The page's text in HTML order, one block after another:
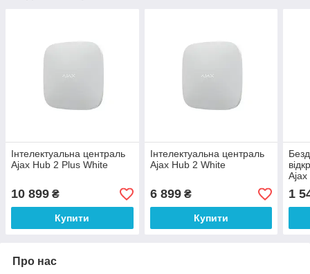
Інтелектуальна централь
Ajax Hub 2 Plus White
10 899 ₴
Купити
Інтелектуальна централь
Ajax Hub 2 White
6 899₴
Купити
Ajax
1
Про нас